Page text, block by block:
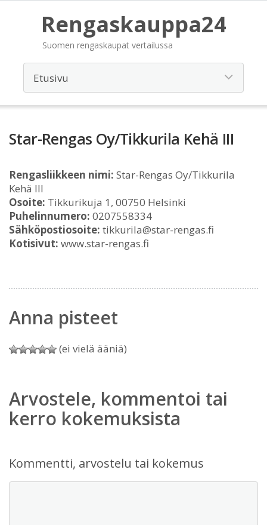
Rengaskauppa24
Suomen rengaskaupat vertailussa
Star-Rengas Oy/Tikkurila Kehä III
Rengasliikkeen nimi: Star-Rengas Oy/Tikkurila
Kehä III
Osoite: Tikkurikuja 1, 00750 Helsinki
Puhelinnumero: 0207558334
Sähköpostiosoite: tikkurila@star-rengas.fi
Kotisivut: www.star-rengas.fi
Anna pisteet
(ei vielä ääniä)
Arvostele, kommentoi tai
kerro kokemuksista
Kommentti, arvostelu tai kokemus